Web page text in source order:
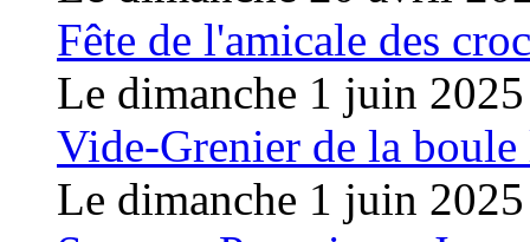
Fête de l'amicale des
Le dimanche 1 juin 2025
Vide-Grenier de la
Le dimanche 1 juin 2025